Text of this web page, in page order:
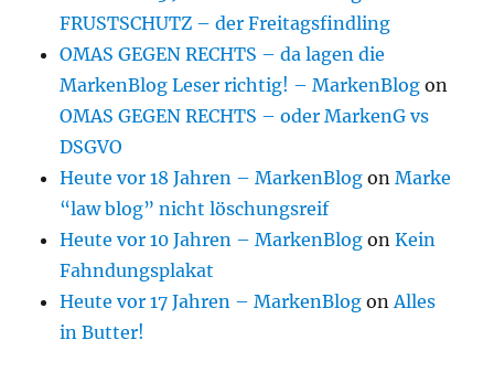
FRUSTSCHUTZ – der Freitagsfindling
OMAS GEGEN RECHTS – da lagen die
MarkenBlog Leser richtig! – MarkenBlog on
OMAS GEGEN RECHTS – oder MarkenG vs
DSGVO
Heute vor 18 Jahren – MarkenBlog onMarke
“law blog” nicht löschungsreif
Heute vor 10 Jahren – MarkenBlog onKein
Fahndungsplakat
Heute vor 17 Jahren – MarkenBlog onAlles
in Butter!